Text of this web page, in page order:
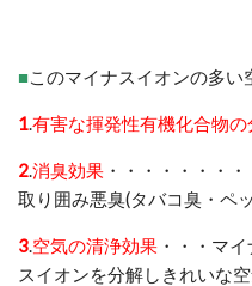
■このマイナスイオンの多
1.有害な揮発性有機化合物
2.消臭効果 ・・・・・・・・
取り囲み悪臭(タバコ臭・ペ
3.空気の清浄効果 ・・・マ
スイオンを分解しきれいな